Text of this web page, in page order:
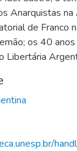
Anarquistas
de Franco
os 40
Libertária